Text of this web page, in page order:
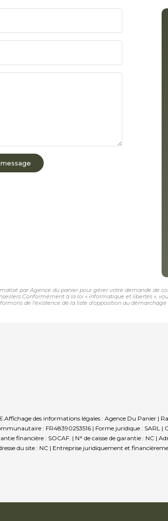
par Agence du panier pour gérer votre demande de
Conformément à la loi « informatique et libertés »,
de l'existence de la liste d'opposition au démarchage
Affichage des informations légales : Agence Du Panier |
: FR48390253516 | Forme juridique : SARL |
financière : SOCAF. | N° de caisse de garantie : NC |
du site : NC | Entreprise juridiquement et